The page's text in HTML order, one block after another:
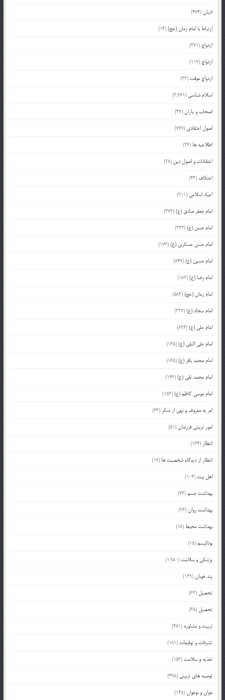
ادیان(474)
ارتباط با امام زمان (عج)(14)
ازدواج (371)
ازدواج (117)
ازدواج موقت (32)
اسلام شناسی (2,661)
اصحاب و یاران(37)
اصول اعتقادی (777)
اطلاعیه ها (26)
اعتقادات و اصول دین (28)
اعتکاف (43)
اعیاد اسلامی (211)
امام جعفر صادق (ع)(372)
امام حسن (ع)(233)
امام حسن عسکری (ع)(172)
امام حسین (ع)(847)
امام رضا (ع)(182)
امام زمان (عج)(583)
امام سجاد (ع)(227)
امام علی (ع)(894)
امام علی النقی (ع)(165)
امام محمد باقر (ع)(165)
امام محمد تقی (ع)(146)
امام موسی کاظم (ع)(152)
امر به معروف و نهی از منکر (63)
امور تربیتی فرزندان(51)
انتظار (164)
انتظار از دیدگاه شخصیت ها (17)
اهل بیت (104)
بهداشت جسم(73)
بهداشت روان(26)
بهداشت محیط (18)
بودائیسم(15)
پزشکی و سلامت (1,980)
پند خوبان(129)
تحصیل (62)
تحصیل (65)
تربیت و مشاوره (481)
تشرفات و توقیعات (181)
تغذیه و سلامت (156)
توصیه های تربیتی (498)
جوان و نوجوان(148)